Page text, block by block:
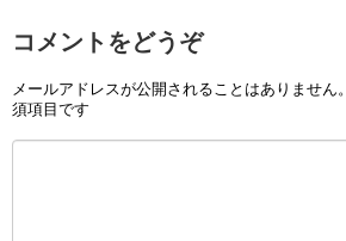
コメントをどうぞ
メールアドレスが公開されることはありません。
須項目です